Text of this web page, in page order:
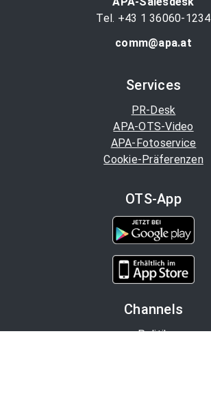
Tel. +43 1 36060-1234
comm@apa.at
Services
PR-Desk
APA-OTS-Video
APA-Fotoservice
Cookie-Präferenzen
OTS-App
Channels
Politik